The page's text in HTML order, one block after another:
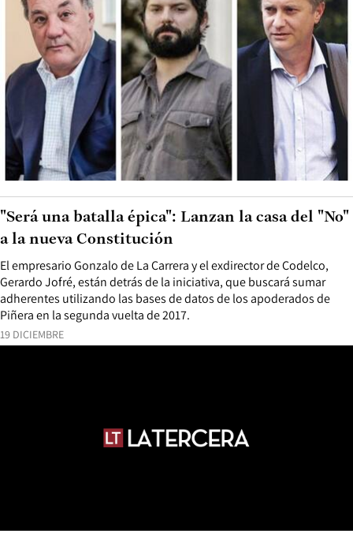
19 DICIEMBRE
El empresario Gonzalo de La Carrera y el exdirector de Codelco,
Gerardo Jofré, están detrás de la iniciativa, que buscará sumar
adherentes utilizando las bases de datos de los apoderados de
Piñera en la segunda vuelta de 2017.
"Será una batalla épica": Lanzan la casa del "No"
a la nueva Constitución